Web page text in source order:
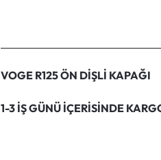
VOGE R125 ÖN DİŞLİ KAPAĞI
1-3 İŞ GÜNÜ İÇERİSİNDE